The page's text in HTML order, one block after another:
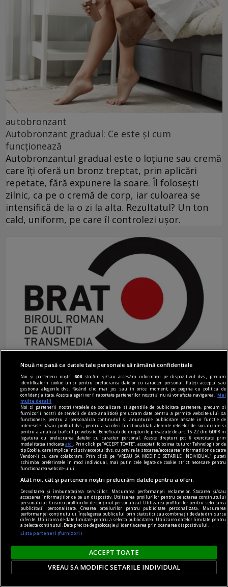
autobronzant
Autobronzant gradual: Ce este și cum
funcționează
Autobronzantul gradual este o loțiune sau cremă
care îți oferă un bronz treptat, prin aplicări
repetate, fără expunere la soare. Îl folosești
zilnic, ca pe o cremă de corp, iar culoarea se
intensifică de la o zi la alta. Rezultatul? Un ton
cald, uniform, pe care îl controlezi ușor.
comunicat
BRAT își prezintă poziția față de textul curent al
Digital Omnibus VII și atrage atenția asupra
importanței acestuia pentru sustenabilitatea și
libertatea presei
Biroul Român de Audit Transmedia (BRAT) își
exprimă poziția față de textul actual al Digital
Omnibus VII, propus de Președinția Cipriotă a
Consiliului Uniunii Europene în data de 21 mai
2026, si susține propunerea de excludere din
acest proiect de lege a prevederii privind
gestionarea ...
Nouă ne pasă ca datele tale personale să rămână confidențiale
Noi și partenerii noștri606 stocăm și/sau accesăm informații pe dispozitivul dvs., precum
identificatorii cookie unici pentru prelucrarea datelor cu caracter personal. Puteți accepta sau
gestiona alegerile dvs. făcând clic mai jos sau în orice moment, pe pagina cu politica de
confidențialitate. Aceste alegeri vor fi raportate partenerilor noștri și nu vă vor afecta navigarea.
Mai
multe detalii
Noi si partenerii nostri (retelele de socializare si agentiile de publicitate partenere, precum si
furnizorii nostri de servicii de date analitice) prelucram date pentru a permite website-ului sa
functioneze, pentru a personaliza continutul si anunturile publicitare afisate in functie de
interesele si/sau profilul dvs., pentru a va oferi functionalitati aferente retelelor de socializare si
pentru a analiza traficul pe website. Beneficiati de drepturile prevazute de art. 15-22 din GDPR in
legatura cu prelucrarea datelor cu caracter personal. Aceste drepturi pot fi exercitate prin
modalitatea indicataaici
. Prin click pe “ACCEPT TOATE”, acceptati folosirea tuturor Tehnologiilor de
tip Cookie, care implica inclusiv acceptul dvs. cu privire la stocarea/accesarea informatiilor de catre
Vendor-ii cu care colaboram. Prin click pe “VREAU SA MODIFIC SETARILE INDIVIDUAL” puteti
schimba preferintele in mod individual, mai putin cele legate de cookie strict necesare pentru
functionarea website-ului.
Atât noi, cât și partenerii noștri prelucrăm datele pentru a oferi:
Dezvoltarea și îmbunătățirea serviciilor. Măsurarea performanței reclamelor. Stocarea și/sau
accesarea informațiilor de pe un dispozitiv. Utilizarea profilurilor pentru selectarea conținutului
personalizat. Crearea profilurilor de conținut personalizat. Utilizarea profilurilor pentru selectarea
publicității personalizate. Crearea profilurilor pentru publicitate personalizată. Măsurarea
performanței conținutului. Înțelegerea publicului prin statistici sau combinații de date din surse
diferite. Utilizarea de date limitate pentru a selecta publicitatea. Utilizarea datelor limitate pentru
a selecta conținutul. Date precise de geolocație și identificarea prin scanarea dispozitivului.
Listă parteneri (furnizori)
ACCEPT TOATE
VREAU SA MODIFIC SETARILE INDIVIDUAL